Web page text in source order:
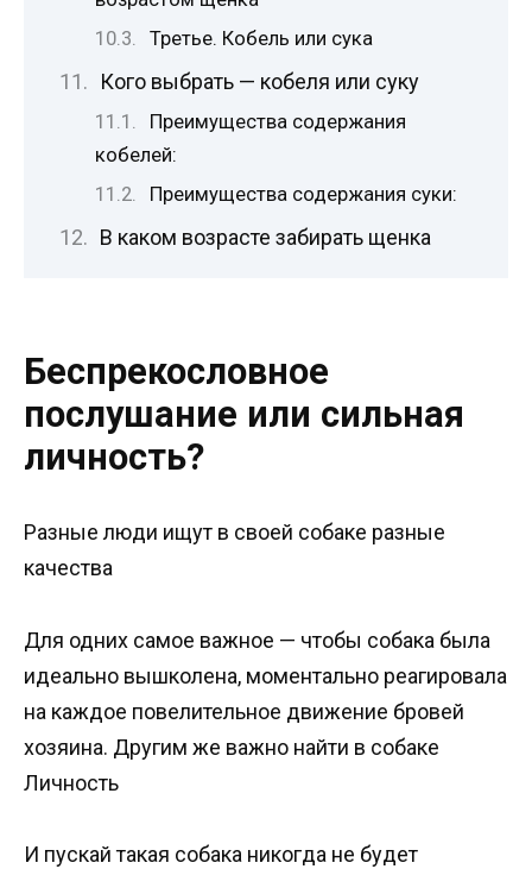
Третье. Кобель или сука
Кого выбрать — кобеля или суку
Преимущества содержания
кобелей:
Преимущества содержания суки:
В каком возрасте забирать щенка
Беспрекословное
послушание или сильная
личность?
Разные люди ищут в своей собаке разные
качества
Для одних самое важное — чтобы собака была
идеально вышколена, моментально реагировала
на каждое повелительное движение бровей
хозяина. Другим же важно найти в собаке
Личность
И пускай такая собака никогда не будет